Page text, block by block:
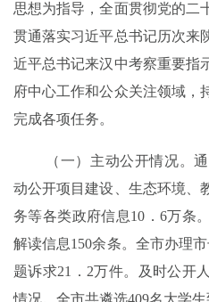
思想为指导，全面贯彻党的二
贯通落实习近平总书记历次来
近平总书记来汉中考察重要指
府中心工作和公众关注领域，
完成各项任务。
（一）主动公开情况。
动公开项目建设、生态环境、
务等各类政府信息10 ．6万条
解读信息150余条。 全市办理
题诉求21．2万件。
及时公开
情况。全市共遴选409名大学生